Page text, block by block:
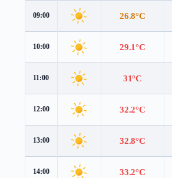
09:00 26.8°C
10:00 29.1°C
11:00 31°C
12:00 32.2°C
13:00 32.8°C
14:00 33.2°C